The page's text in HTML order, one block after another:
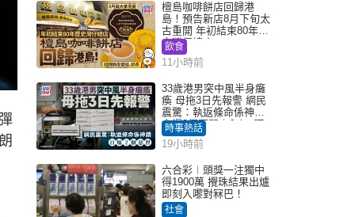
檀島咖啡餅店回歸港
島！預告新店8月下旬太
古重開 年初結束80年歷
史灣仔總店
飲食
11小時前
33歲港男突中風半身癱
瘓 母拖3日先報警 網民
震驚：執返條命係神蹟
自爆2個惡習｜Juicy叮
時事熱話
19小時前
六合彩︱頭獎一注獨中
得1900萬 攪珠結果出爐
即刻入嚟對冧巴！
社會